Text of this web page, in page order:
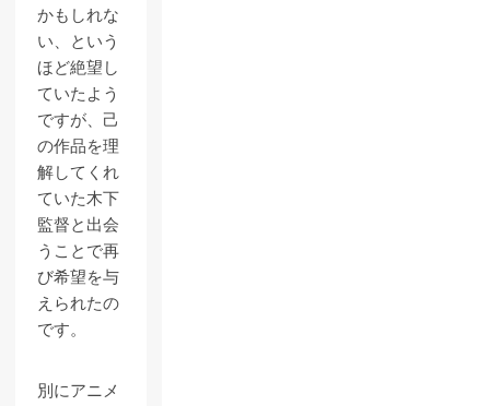
かもしれな
い、という
ほど絶望し
ていたよう
ですが、己
の作品を理
解してくれ
ていた木下
監督と出会
うことで再
び希望を与
えられたの
です。
別にアニメ